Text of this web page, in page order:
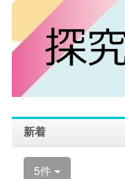
新着
5件